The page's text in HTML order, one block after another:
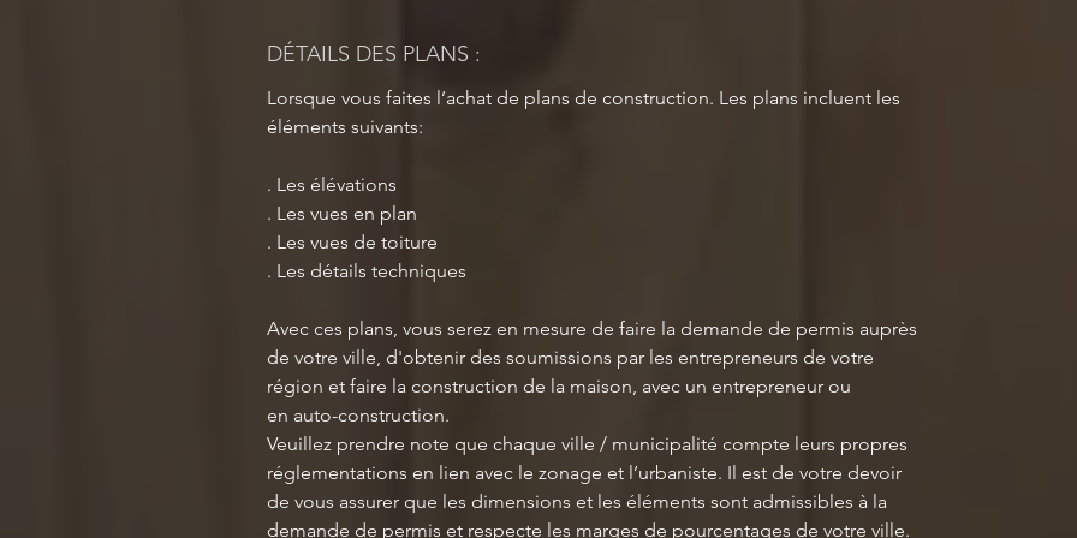
DÉTAILS DES PLANS :
Lorsque vous faites l’achat de plans de construction. Les plans incluent les
éléments suivants:
. Les élévations
. Les vues en plan
. Les vues de toiture
. Les détails techniques
Avec ces plans, vous serez en mesure de faire la demande de permis auprès
de votre ville, d'obtenir des soumissions par les entrepreneurs de votre
région et faire la construction de la maison, avec un entrepreneur ou
en auto-construction.
Veuillez prendre note que chaque ville / municipalité compte leurs propres
réglementations en lien avec le zonage et l’urbaniste. Il est de votre devoir
de vous assurer que les dimensions et les éléments sont admissibles à la
demande de permis et respecte les marges de pourcentages de votre ville.